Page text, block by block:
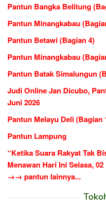
Pantun Bangka Belitung
Pantun Minangkabau
Pantun Betawi (Bagian 4)
Pantun Minangkabau
Pantun Batak Simalungun
Judi Online Jan Dicubo,
Juni 2026
Pantun Melayu Deli (Bagian
Pantun Lampung
“Ketika Suara Rakyat Tak
Menawan Hari Ini Selasa,
→→ pantun lainnya...